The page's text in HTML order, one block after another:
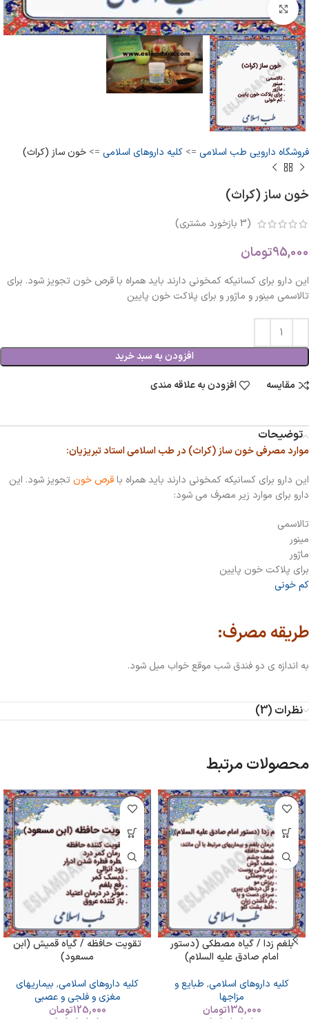
فروشگاه دارویی طب اسلامی => کلیه داروهای اسلامی => خون ساز (کراث)
خون ساز (کراث)
(
3 بازخورد مشتری)
95,000تومان
این دارو برای کسانیکه کمخونی دارند باید همراه با قرص خون تجویز شود. برای
تالاسمی مینور و ماژور و برای پلاکت خون پایین
افزودن به سبد خرید
مقایسه
افزودن به علاقه مندی
توضیحات
موارد مصرفی خون ساز (کراث) در طب اسلامی استاد تبریزیان:
این دارو برای کسانیکه کمخونی دارند باید همراه باقرص خونتجویز شود. این
دارو برای موارد زیر مصرف می شود:
تالاسمی
مینور
ماژور
برای پلاکت خون پایین
کم خونی
طریقه مصرف:
به اندازه ی دو فندق شب موقع خواب میل شود.
نظرات (3)
محصولات مرتبط
بلغم زدا / گیاه مصطکی (دستور
امام صادق علیه السلام)
کلیه داروهای اسلامی, طبایع و
مزاجها
135,000تومان
تقویت حافظه / گیاه قمیش (ابن
مسعود)
کلیه داروهای اسلامی, بیماریهای
مغزی و فلجی و عصبی
125,000تومان